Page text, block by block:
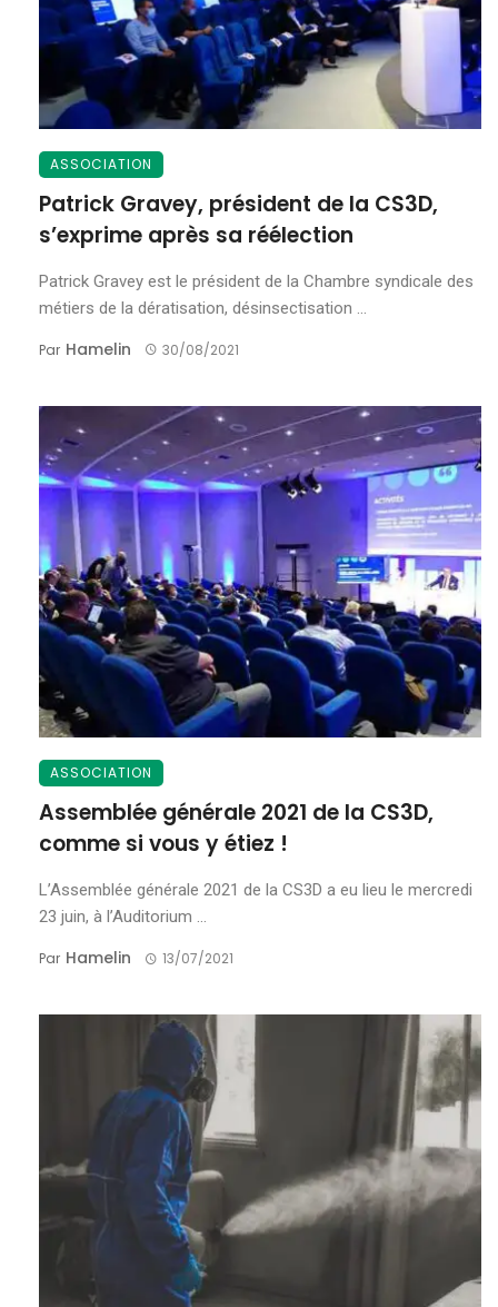
ASSOCIATION
Patrick Gravey, président de la CS3D,
s’exprime après sa réélection
Patrick Gravey est le président de la Chambre syndicale des
métiers de la dératisation, désinsectisation ...
Par Hamelin 30/08/2021
ASSOCIATION
Assemblée générale 2021 de la CS3D,
comme si vous y étiez !
L’Assemblée générale 2021 de la CS3D a eu lieu le mercredi
23 juin, à l’Auditorium ...
Par Hamelin 13/07/2021